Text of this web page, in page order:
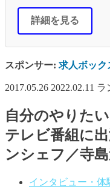
詳細を見る
スポンサー: 求人ボック
2017.05.26 2022.02.11 ラ
自分のやりた
テレビ番組に
ンシェフ／寺島
インタビュー・体